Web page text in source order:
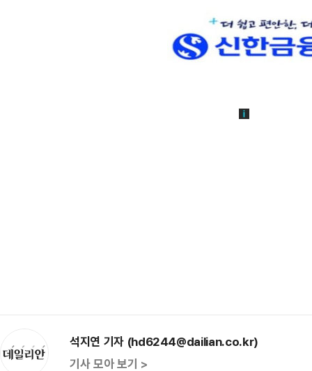
석지연 기자 (hd6244@dailian.co.kr)
기사 모아 보기 >